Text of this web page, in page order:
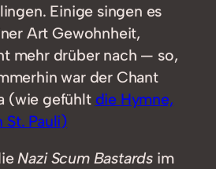
Einige singen es
Art Gewohnheit,
mehr drüber nach — so,
war der Chant
(wie gefühlt die Hymne,
Pauli)
Nazi Scum Bastards im